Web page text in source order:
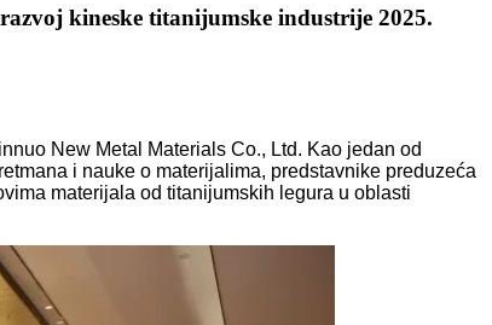
kineske titanijumske industrije 2025.
New Metal Materials Co., Ltd. Kao jedan od
i nauke o materijalima, predstavnike preduzeća
materijala od titanijumskih legura u oblasti